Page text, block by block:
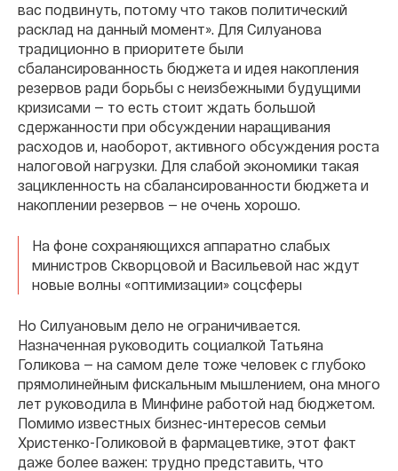
вас подвинуть, потому что таков политический
расклад на данный момент». Для Силуанова
традиционно в приоритете были
сбалансированность бюджета и идея накопления
резервов ради борьбы с неизбежными будущими
кризисами — то есть стоит ждать большой
сдержанности при обсуждении наращивания
расходов и, наоборот, активного обсуждения роста
налоговой нагрузки. Для слабой экономики такая
зацикленность на сбалансированности бюджета и
накоплении резервов — не очень хорошо.
На фоне сохраняющихся аппаратно слабых
министров Скворцовой и Васильевой нас ждут
новые волны «оптимизации» соцсферы
Но Силуановым дело не ограничивается.
Назначенная руководить социалкой Татьяна
Голикова — на самом деле тоже человек с глубоко
прямолинейным фискальным мышлением, она много
лет руководила в Минфине работой над бюджетом.
Помимо известных бизнес-интересов семьи
Христенко-Голиковой в фармацевтике, этот факт
даже более важен: трудно представить, что